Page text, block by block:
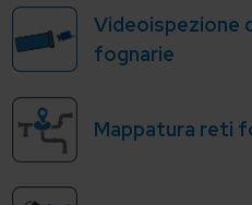
Videoispezione
fognarie
Mappatura reti